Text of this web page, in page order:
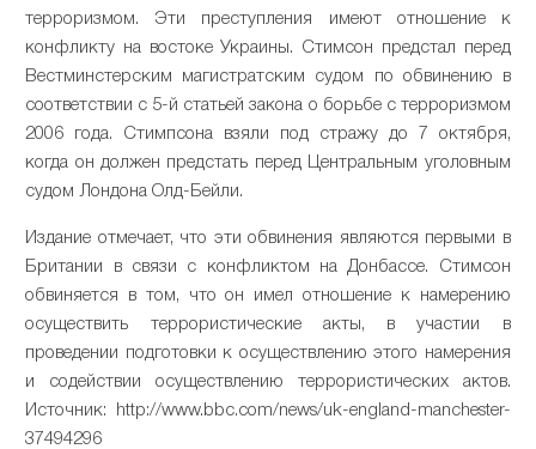
терроризмом. Эти преступления имеют отношение к
конфликту на востоке Украины. Стимсон предстал перед
Вестминстерским магистратским судом по обвинению в
соответствии с 5-й статьей закона о борьбе с терроризмом
2006 года. Стимпсона взяли под стражу до 7 октября,
когда он должен предстать перед Центральным уголовным
судом Лондона Олд-Бейли.
Издание отмечает, что эти обвинения являются первыми в
Британии в связи с конфликтом на Донбассе. Стимсон
обвиняется в том, что он имел отношение к намерению
осуществить террористические акты, в участии в
проведении подготовки к осуществлению этого намерения
и содействии осуществлению террористических актов.
Источник: http://www.bbc.com/news/uk-england-manchester-
37494296